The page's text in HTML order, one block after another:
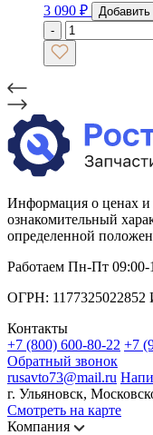
3 090 ₽
Добавить
-
Информация о ценах и
ознакомительный
определенной
Работаем Пн-Пт 09:00-
ОГРН:
Контакты
+7 (800) 600-80-22 +7
Обратный звонок
rusavto73@mail.ru
г. Ульяновск,
Смотреть на карте
Компания